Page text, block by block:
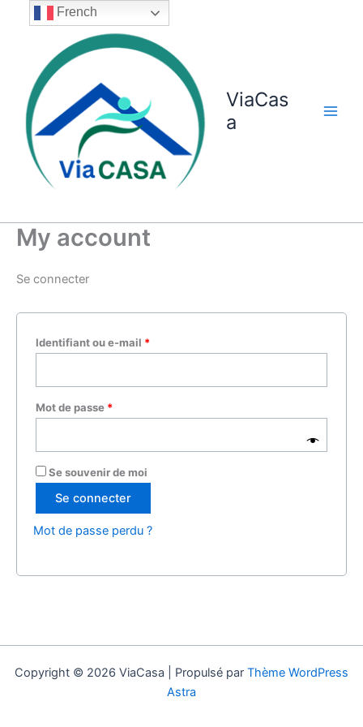
ViaCas
a
My account
Se connecter
Identifiant ou e-mail *Obligatoire
Mot de passe *Obligatoire
Se souvenir de moi
Se connecter
Mot de passe perdu ?
Copyright © 2026 ViaCasa | Propulsé par Thème WordPress
Astra
French